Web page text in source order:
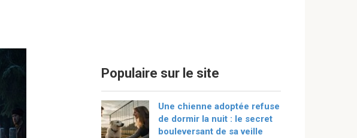
Populaire sur le site
Une chienne adoptée refuse
de dormir la nuit : le secret
bouleversant de sa veille